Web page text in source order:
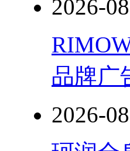
2026-
品牌广
2026-